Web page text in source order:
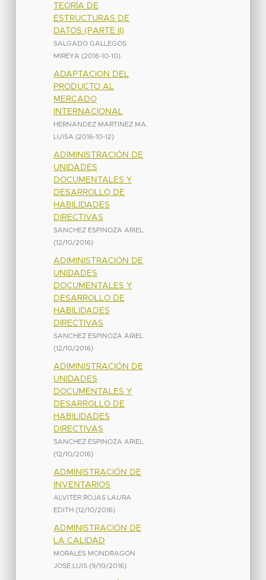
TEORÍA DE
ESTRUCTURAS DE
DATOS (PARTE II)
SALGADO GALLEGOS
MIREYA (2016-10-10)
ADAPTACION DEL
PRODUCTO AL
MERCADO
INTERNACIONAL
HERNANDEZ MARTINEZ MA.
LUISA (2016-10-12)
ADIMINISTRACIÓN DE
UNIDADES
DOCUMENTALES Y
DESARROLLO DE
HABILIDADES
DIRECTIVAS
SANCHEZ ESPINOZA ARIEL
(12/10/2016)
ADIMINISTRACIÓN DE
UNIDADES
DOCUMENTALES Y
DESARROLLO DE
HABILIDADES
DIRECTIVAS
SANCHEZ ESPINOZA ARIEL
(12/10/2016)
ADIMINISTRACIÓN DE
UNIDADES
DOCUMENTALES Y
DESARROLLO DE
HABILIDADES
DIRECTIVAS
SANCHEZ ESPINOZA ARIEL
(12/10/2016)
ADMINISTRACIÓN DE
INVENTARIOS
ALVITER ROJAS LAURA
EDITH (12/10/2016)
ADMINISTRACIÓN DE
LA CALIDAD
MORALES MONDRAGON
JOSE LUIS (9/10/2016)